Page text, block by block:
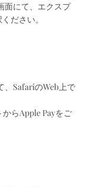
面にて、エクスプ
ださい。
、SafariのWeb上で
らApple Payをご